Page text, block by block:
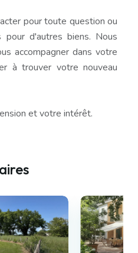
pour toute question ou
d'autres biens. Nous
accompagner dans votre
à trouver votre nouveau
et votre intérêt.